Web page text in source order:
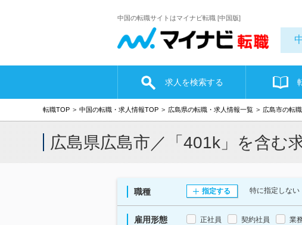
中国の転職サイトはマイナビ転職 [中国版]
求人を検索する
転職TOP 中国の転職・求人情報TOP 広島県の転職・求人情報一覧 広島市の転
広島県広島市／「401k」を含む
職種 指定する 特に指定しない
雇用形態 正社員 契約社員 業